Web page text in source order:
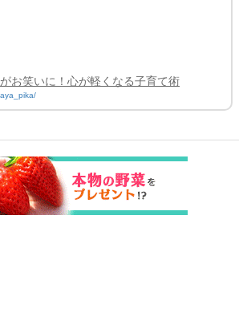
お笑いに！心が軽くなる子育て術